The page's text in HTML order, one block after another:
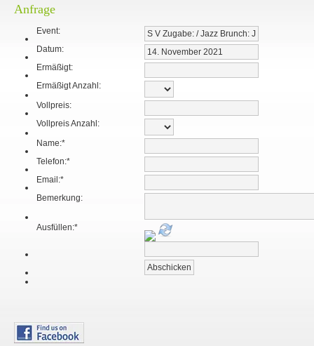
Anfrage
Event:
Datum:
Ermäßigt:
Ermäßigt Anzahl:
Vollpreis:
Vollpreis Anzahl:
Name:*
Telefon:*
Email:*
Bemerkung:
Ausfüllen:*